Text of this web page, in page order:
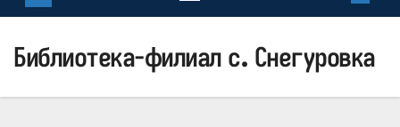
Библиотека-филиал с. Снегуровка